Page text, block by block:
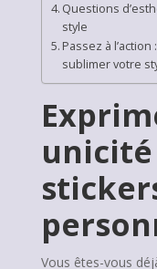
Questions
style
Passez à
sublimer votre
unicité
Vous êtes-vous